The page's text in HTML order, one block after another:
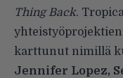
Thing Back.
karttunut nimillä
Jennifer Lopez,